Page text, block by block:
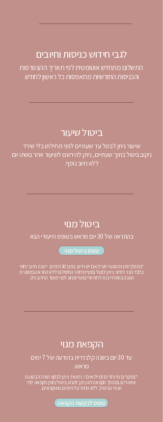
לגבי חידוש כניסות וחיובים
התשלום מתחדש אוטומטית לפי תאריך ההצטרפות
והכניסות החודשיות מתאפסות כל ראשון לחודש.
ביטול שיעור
שיעור ניתן לבטל עד שעתיים לפני תחילתו בלי שירד
ניקוב.ביטול בתוך שעתיים, ניתן להירשם לשיעור אחר באותו יום
ללא חיוב נוסף.
ביטול מנוי
בהתראה של 30 יום מראש בטופס הייעודי הבא
טופס ביטול מנוי
*במהלך זמן זה המנוי פעיל.אם יש חיוב בתוך 30 הימים ייגבה חיוב יחסי
בלבד.מנוי חדש: ניתן לבטל בסוף מחזור התשלום ללא התראה.במסגרת
הטבה בהתחייבות לחודשיים עד שבוע לפני מועד החיוב ה־3.
הקפאת מנוי
עד 30 יום בשנה קלנדרית בהודעה של 7 ימים
מראש.
*במקרים מיוחדים (מילואים / רפואי) ניתן לבקש הארכה בהצגת
אישורים.במהלך הקפאה לא ניתן להגיע.ביטול בזמן הקפאה לפי
תנאי הביטול, ללא החזר על הימים המוקפאים.
טופס לבקשת הקפאה